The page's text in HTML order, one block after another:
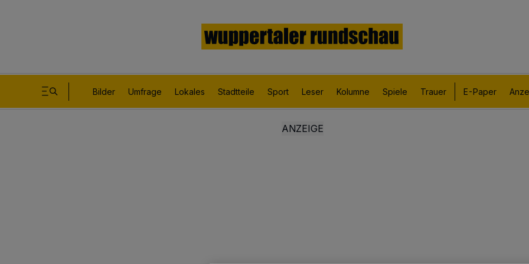
Bilder Umfrage Lokales Stadtteile Sport Leser Kolumne Spiele Trauer E-Paper